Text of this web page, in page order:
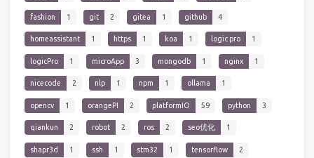
fashion 1 git 2 gitea 1 github 4
homeassistant 1 https 1 koa 1 logic pro 1
logicPro 1 microApp 3 mongodb 1 nginx 1
nicecode 2 nlp 1 npm 1 ollama 1
opencv 1 orangePI 2 platformIO 59 python 3
qiankun 2 robot 2 ros 2 seo优化 1
shapr3d 1 ssh 1 stm32 1 tensorflow 2